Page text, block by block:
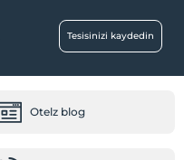
Tesisinizi kaydedin
Otelz blog